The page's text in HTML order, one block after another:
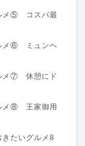
メ⑤ コスパ最
メ⑥ ミュンヘ
メ⑦ 休憩にド
メ⑧ 王家御用
きたいグルメ8